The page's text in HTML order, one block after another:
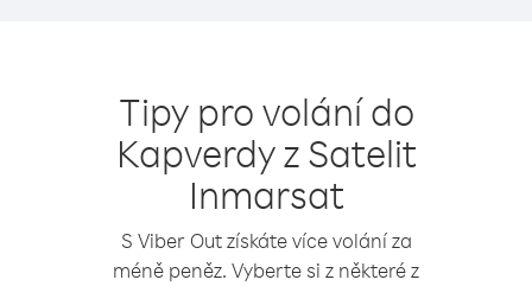
Tipy pro volání do
Kapverdy z Satelit
Inmarsat
S Viber Out získáte více volání za
méně peněz. Vyberte si z některé z